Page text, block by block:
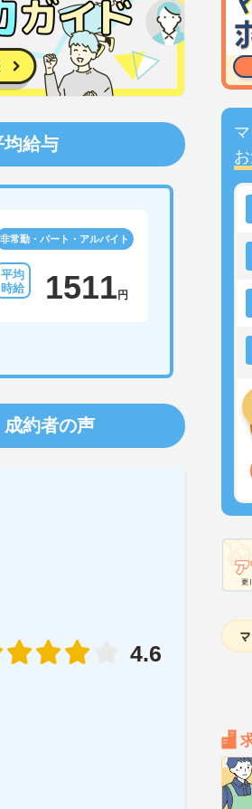
均給与
非常勤・パート・アルバイト
1511 円
成約者の声
4.6